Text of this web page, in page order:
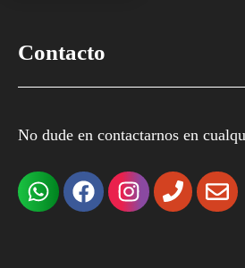
Contacto
No dude en contactarnos en